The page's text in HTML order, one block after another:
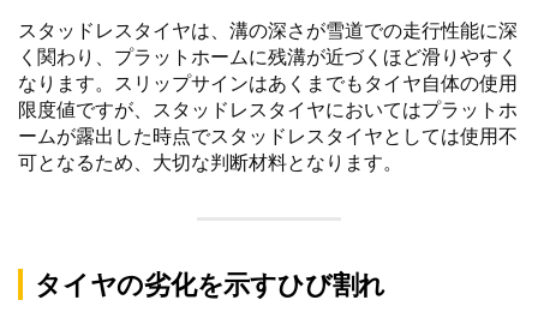
スタッドレスタイヤは、溝の深さが雪道での走行性能に深
く関わり、プラットホームに残溝が近づくほど滑りやすく
なります。スリップサインはあくまでもタイヤ自体の使用
限度値ですが、スタッドレスタイヤにおいてはプラットホ
ームが露出した時点でスタッドレスタイヤとしては使用不
可となるため、大切な判断材料となります。
タイヤの劣化を示すひび割れ